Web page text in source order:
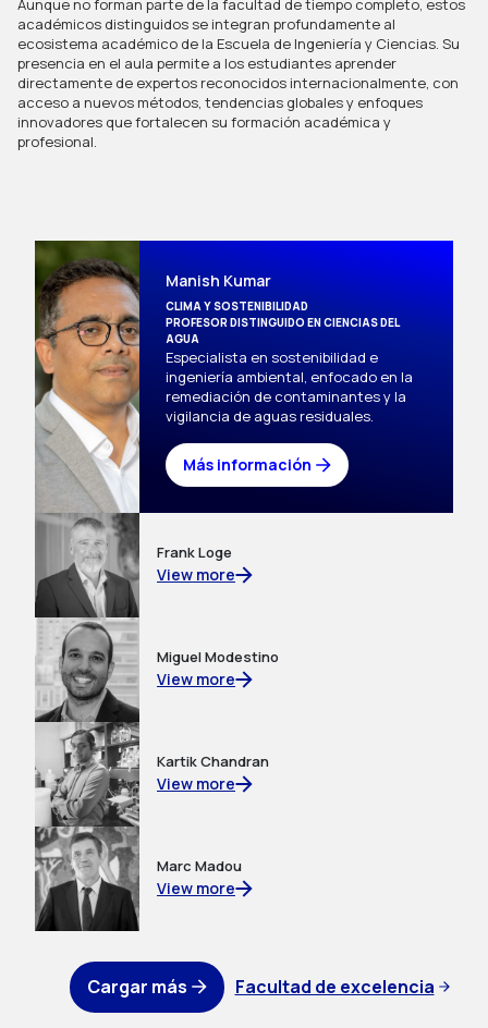
Aunque no forman parte de la facultad de tiempo completo, estos
académicos distinguidos se integran profundamente al
ecosistema académico de la Escuela de Ingeniería y Ciencias. Su
presencia en el aula permite a los estudiantes aprender
directamente de expertos reconocidos internacionalmente, con
acceso a nuevos métodos, tendencias globales y enfoques
innovadores que fortalecen su formación académica y
profesional.
Manish Kumar
CLIMA Y SOSTENIBILIDAD
PROFESOR DISTINGUIDO EN CIENCIAS DEL
AGUA
Especialista en sostenibilidad e
ingeniería ambiental, enfocado en la
remediación de contaminantes y la
vigilancia de aguas residuales.
Más información
Frank Loge
View more
Miguel Modestino
View more
Kartik Chandran
View more
Marc Madou
View more
Cargar más Facultad de excelencia